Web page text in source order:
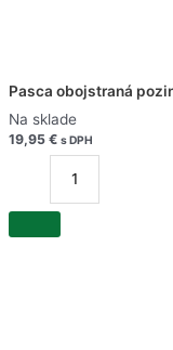
Pasca obojstraná
Na sklade
19,95 € s DPH
obojstraná
pozinkovaná